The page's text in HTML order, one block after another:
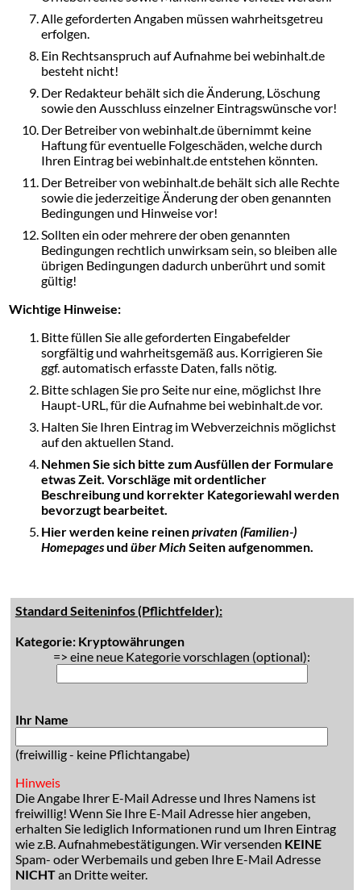
Alle geforderten Angaben müssen wahrheitsgetreu
erfolgen.
Ein Rechtsanspruch auf Aufnahme bei webinhalt.de
besteht nicht!
Der Redakteur behält sich die Änderung, Löschung
sowie den Ausschluss einzelner Eintragswünsche vor!
Der Betreiber von webinhalt.de übernimmt keine
Haftung für eventuelle Folgeschäden, welche durch
Ihren Eintrag bei webinhalt.de entstehen könnten.
Der Betreiber von webinhalt.de behält sich alle Rechte
sowie die jederzeitige Änderung der oben genannten
Bedingungen und Hinweise vor!
Sollten ein oder mehrere der oben genannten
Bedingungen rechtlich unwirksam sein, so bleiben alle
übrigen Bedingungen dadurch unberührt und somit
gültig!
Wichtige Hinweise:
Bitte füllen Sie alle geforderten Eingabefelder
sorgfältig und wahrheitsgemäß aus. Korrigieren Sie
ggf. automatisch erfasste Daten, falls nötig.
Bitte schlagen Sie pro Seite nur eine, möglichst Ihre
Haupt-URL, für die Aufnahme bei webinhalt.de vor.
Halten Sie Ihren Eintrag im Webverzeichnis möglichst
auf den aktuellen Stand.
Nehmen Sie sich bitte zum Ausfüllen der Formulare
etwas Zeit. Vorschläge mit ordentlicher
Beschreibung und korrekter Kategoriewahl werden
bevorzugt bearbeitet.
Hier werden keine reinenprivaten (Familien-)
Homepagesund über Mich Seiten aufgenommen.
Standard Seiteninfos (Pflichtfelder):
Kategorie: Kryptowährungen
=> eine neue Kategorie vorschlagen (optional):
Ihr Name
(freiwillig - keine Pflichtangabe)
Hinweis
Die Angabe Ihrer E-Mail Adresse und Ihres Namens ist
freiwillig! Wenn Sie Ihre E-Mail Adresse hier angeben,
erhalten Sie lediglich Informationen rund um Ihren Eintrag
wie z.B. Aufnahmebestätigungen. Wir versenden KEINE
Spam- oder Werbemails und geben Ihre E-Mail Adresse
NICHTan Dritte weiter.